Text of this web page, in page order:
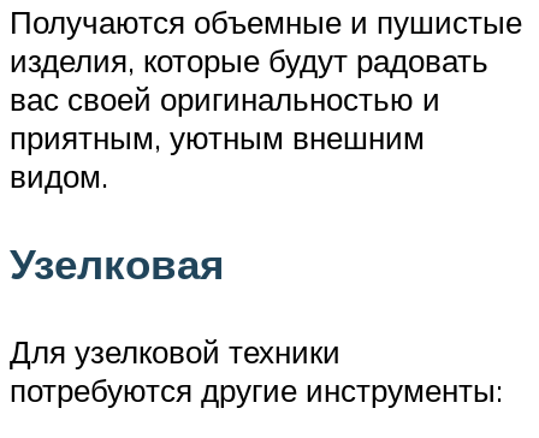
Получаются объемные и пушистые
изделия, которые будут радовать
вас своей оригинальностью и
приятным, уютным внешним
видом.
Узелковая
Для узелковой техники
потребуются другие инструменты: